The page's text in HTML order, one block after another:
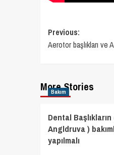
Post
navigation
Previous:
Aerotor başlıkları ve
More Stories
Bakım
Dental
Angldruva )
yapılmalı